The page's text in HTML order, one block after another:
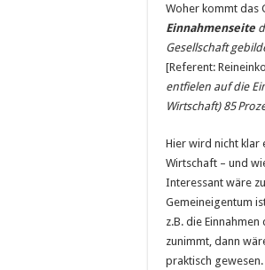
Woher kommt das
Einnahmenseite
Gesellschaft
[Referent:
entfielen auf die
Wirtschaft) 85
Hier wird nicht klar
Wirtschaft – und
Interessant wäre
Gemeineigentum
z.B. die
zunimmt, dann
praktisch gewesen.